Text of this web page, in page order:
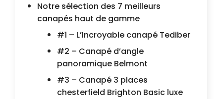
Notre sélection des 7 meilleurs
canapés haut de gamme
#1 – L’Incroyable canapé Tediber
#2 – Canapé d’angle
panoramique Belmont
#3 – Canapé 3 places
chesterfield Brighton Basic luxe